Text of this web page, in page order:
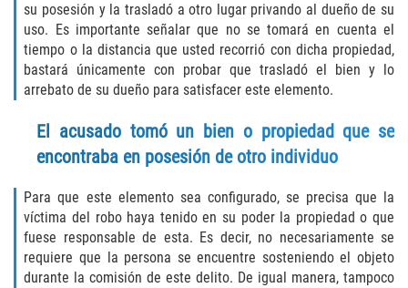
Aumento de Sentencias por Armas de
Fuego
Descarga Negligente de un Arma de
Fuego
Portar un Arma de Fuego Cargada
Portar un Arma de Fuego Oculta
Delitos de Conducción
Chocar y Huir
su posesión y la trasladó a otro lugar privando al dueño de su
uso. Es importante señalar que no se tomará en cuenta el
tiempo o la distancia que usted recorrió con dicha propiedad,
bastará únicamente con probar que trasladó el bien y lo
arrebato de su dueño para satisfacer este elemento.
El acusado tomó un bien o propiedad que se
encontraba en posesión de otro individuo
Para que este elemento sea configurado, se precisa que la
víctima del robo haya tenido en su poder la propiedad o que
fuese responsable de esta. Es decir, no necesariamente se
requiere que la persona se encuentre sosteniendo el objeto
durante la comisión de este delito. De igual manera, tampoco